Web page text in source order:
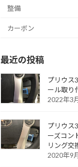
整備
カーボン
最近の投稿
プリウス
ール取り
2022年3
プリウス
ーズコン
リング交
2020年9